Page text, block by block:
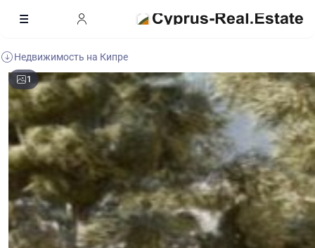
Недвижимость на Кипре
1